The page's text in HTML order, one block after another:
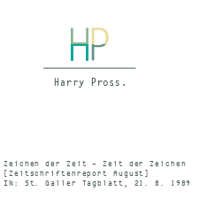
Zeichen der Zeit – Zeit der Zeichen
[Zeitschriftenreport August]
IN: St. Galler Tagblatt, 21. 8. 1989